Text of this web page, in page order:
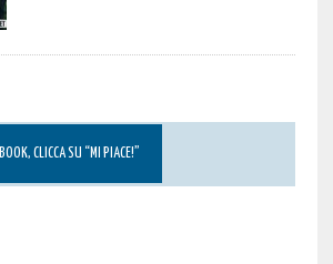
CLICCA SU “MI PIACE!”